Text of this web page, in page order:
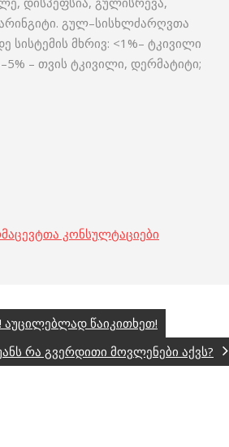
გულ–სისხლძარღვთა
სისტემის მხრივ: <1%– ტკივილი
– თვის ტკივილი, დერმატიტი;
კონსულტაციები
წაიკითხეთ!
რა გვერდითი მოვლენები აქვს?